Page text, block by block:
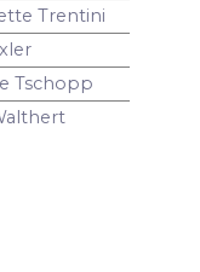
Trentini
Tschopp